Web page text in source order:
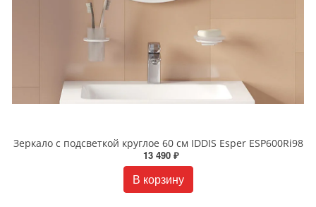
Зеркало с подсветкой круглое 60 см IDDIS Esper ESP600Ri98
13 490 ₽
В корзину